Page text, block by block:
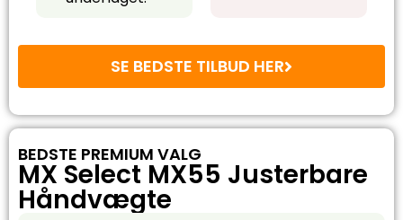
SE BEDSTE TILBUD HER
BEDSTE PREMIUM VALG
MX Select MX55 Justerbare
Håndvægte